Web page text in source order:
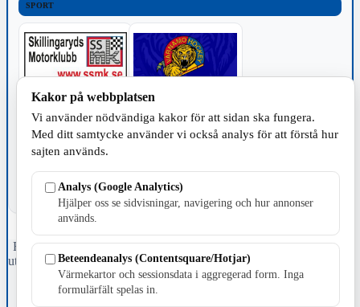
SPORT
TILLVERKNING
Fristående webbtidningsföretag grundat 1991 som sedan 2002 ger
ut tidningen Skillingaryd.nu och 2010 lanserades Värnamo.nu. Från
april 2026 omfattar Skillingaryd.nu tre kommuner: Gnosjö,
Värnamo och Vaggeryds kommun.
Kakor på webbplatsen
Vi använder nödvändiga kakor för att sidan ska fungera.
Med ditt samtycke använder vi också analys för att förstå hur
sajten används.
Analys (Google Analytics)
Hjälper oss se sidvisningar, navigering och hur annonser
används.
Beteendeanalys (Contentsquare/Hotjar)
Värmekartor och sessionsdata i aggregerad form. Inga
formulärfält spelas in.